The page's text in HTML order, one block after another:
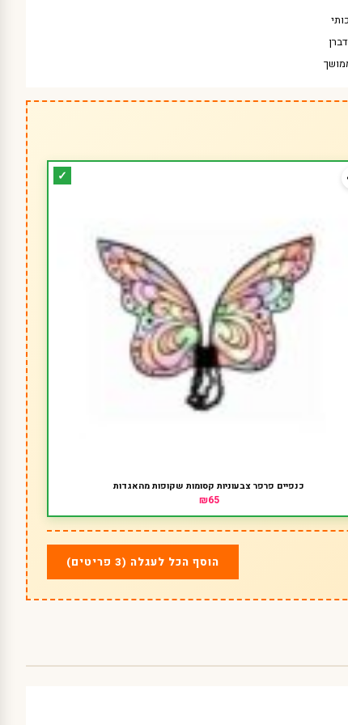
כנפיים פרפר צבעוניות קסומות שקופות מהאגדות
₪65
הוסף הכל לעגלה (3 פריטים)